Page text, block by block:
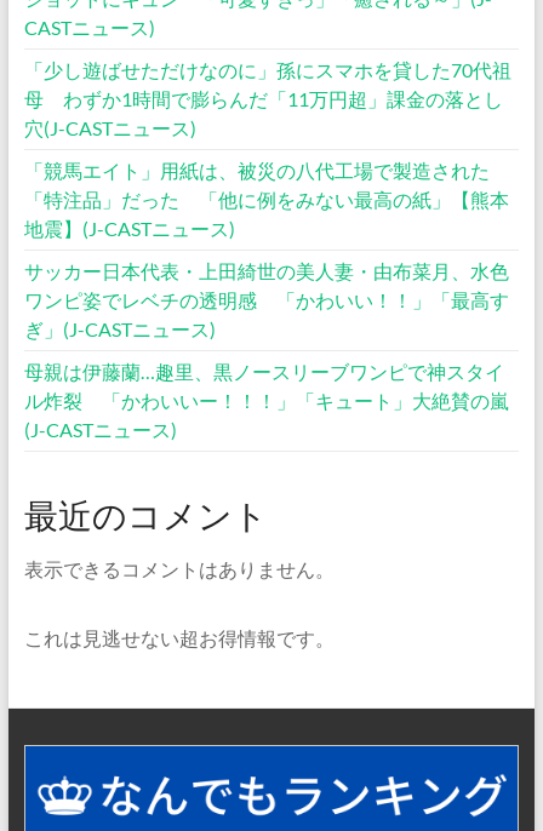
CASTニュース)
「少し遊ばせただけなのに」孫にスマホを貸した70代祖
母 わずか1時間で膨らんだ「11万円超」課金の落とし
穴(J-CASTニュース)
「競馬エイト」用紙は、被災の八代工場で製造された
「特注品」だった 「他に例をみない最高の紙」【熊本
地震】(J-CASTニュース)
サッカー日本代表・上田綺世の美人妻・由布菜月、水色
ワンピ姿でレベチの透明感 「かわいい！！」「最高す
ぎ」(J-CASTニュース)
母親は伊藤蘭…趣里、黒ノースリーブワンピで神スタイ
ル炸裂 「かわいいー！！！」「キュート」大絶賛の嵐
(J-CASTニュース)
最近のコメント
表示できるコメントはありません。
これは見逃せない超お得情報です。